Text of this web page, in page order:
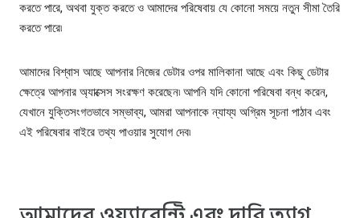
করতে পারে, অথবা যুক্ত করতে ও আমাদের পরিষেবায় যে কোনো সময়ে নতুন সীমা তৈরি
করতে পারে৷
আমাদের বিশ্বাস আছে আপনার নিজের ডেটার ওপর মালিকানা আছে এবং কিছু ডেটার
ক্ষেত্রে আপনার অ্যাক্সেস সংরক্ষণ করেছেন৷ আপনি যদি কোনো পরিষেবা বন্ধ করেন,
যেখানে যুক্তিসংগতভাবে সম্ভাব্য, আমরা আপনাকে ন্যায্য অগ্রিম সূচনা পাঠাব এবং
এই পরিষেবার বাইরে তথ্য পাওয়ার সুযোগ দেব৷